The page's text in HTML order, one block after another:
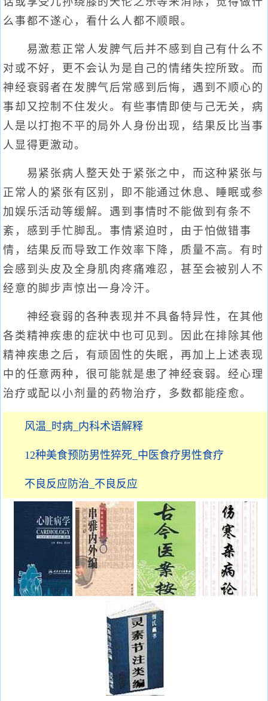
么事都不遂心，看什么人都不顺眼。
易激惹正常人发脾气后并不感到自己有什么不
对或不好，更不会认为是自己的情绪失控所致。而
神经衰弱者在发脾气后常感到后悔，遇到不顺心的
事却又控制不住发火。有些事情即使与己无关，病
人是以打抱不平的局外人身份出现，结果反比当事
人显得更激动。
易紧张病人整天处于紧张之中，而这种紧张与
正常人的紧张有区别，即不能通过休息、睡眠或参
加娱乐活动等缓解。遇到事情时不能做到有条不
紊，感到手忙脚乱。事情紧迫时，由于怕做错事
情，结果反而导致工作效率下降，质量不高。有时
会感到头皮及全身肌肉疼痛难忍，甚至会被别人不
经意的脚步声惊出一身冷汗。
神经衰弱的各种表现并不具备特异性，在其他
各类精神疾患的症状中也可见到。因此在排除其他
精神疾患之后，有顽固性的失眠，再加上上述表现
中的任意两种，很可能就是患了神经衰弱。经心理
治疗或配以小剂量的药物治疗，多数都能痊愈。
风温_时病_内科术语解释
12种美食预防男性猝死_中医食疗男性食疗
不良反应防治_不良反应